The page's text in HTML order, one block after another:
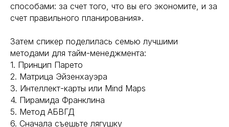
способами: за счет того, что вы его экономите, и за
счет правильного планирования».
Затем спикер поделилась семью лучшими
методами для тайм-менеджмента:
1. Принцип Парето
2. Матрица Эйзенхауэра
3. Интеллект-карты или Mind Maps
4. Пирамида Франклина
5. Метод АБВГД
6. Сначала съешьте лягушку